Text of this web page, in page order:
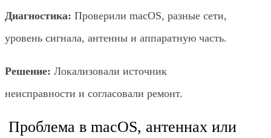
Диагностика: Проверили macOS, разные сети,
уровень сигнала, антенны и аппаратную часть.
Решение: Локализовали источник
неисправности и согласовали ремонт.
Проблема в macOS, антеннах или